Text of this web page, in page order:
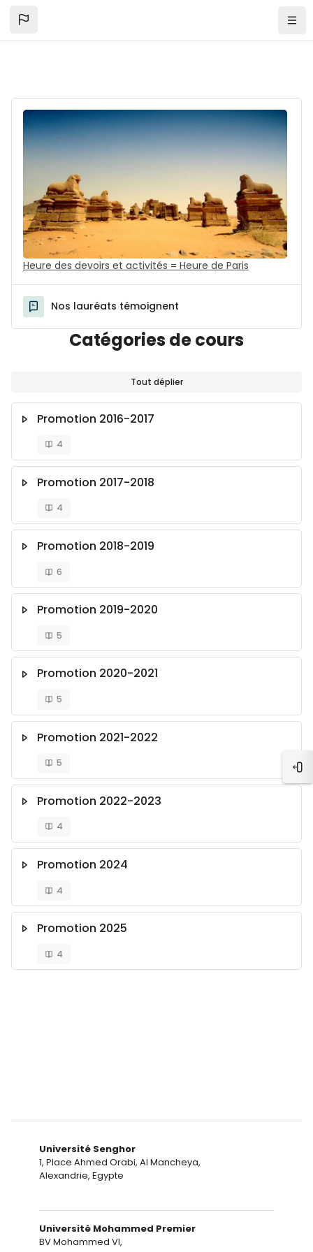
Heure des devoirs et activités = Heure de Paris
Nos lauréats témoignent
Catégories de cours
Tout déplier
Promotion 2016-2017
4
Promotion 2017-2018
4
Promotion 2018-2019
6
Promotion 2019-2020
5
Promotion 2020-2021
5
Promotion 2021-2022
5
Promotion 2022-2023
4
Promotion 2024
4
Promotion 2025
4
Université Senghor
1, Place Ahmed Orabi, Al Mancheya,
Alexandrie, Egypte
Université Mohammed Premier
BV Mohammed VI,